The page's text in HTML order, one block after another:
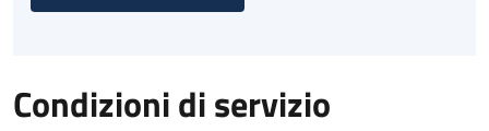
Condizioni di servizio